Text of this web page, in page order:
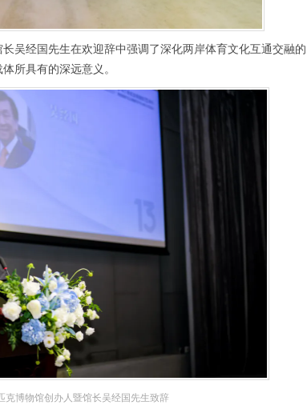
吴经国先生在欢迎辞中强调了深化两岸体育文化互通交融的
所具有的深远意义。
克博物馆创办人暨馆长吴经国先生致辞